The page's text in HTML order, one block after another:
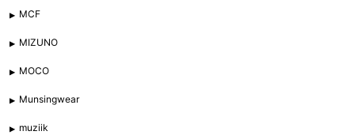
MCF
MIZUNO
MOCO
Munsingwear
muziik